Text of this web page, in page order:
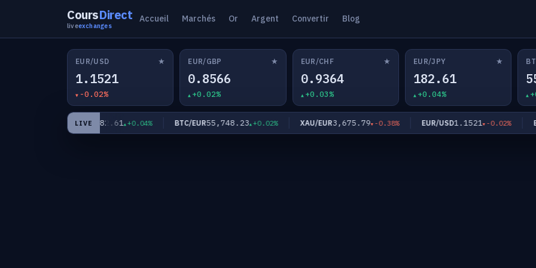
CoursDirect
liveexchanges
Accueil Marchés Or Argent Convertir Blog
EUR/USD ★
1.1521
-0.02%
EUR/GBP ★
0.8566
+0.02%
EUR/CHF ★
0.9364
+0.03%
EUR/JPY ★
182.61
+0.04%
LIVE
EUR/JPY182.61 +0.04% BTC/EUR55,748.23 +0.02% XAU/EUR3,675.79 -0.38% EUR/USD1.1521 -0.02%